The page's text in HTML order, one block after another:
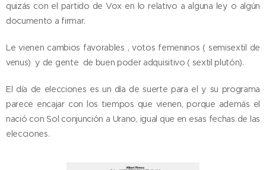
quizás con el partido de Vox en lo relativo a alguna ley o algún
documento a firmar.
Le vienen cambios favorables , votos femeninos ( semisextil de
venus) y de gente de buen poder adquisitivo ( sextil plutón).
El día de elecciones es un día de suerte para el y su programa
parece encajar con los tiempos que vienen, porque además el
nació con Sol conjunción a Urano, igual que en esas fechas de las
elecciones.